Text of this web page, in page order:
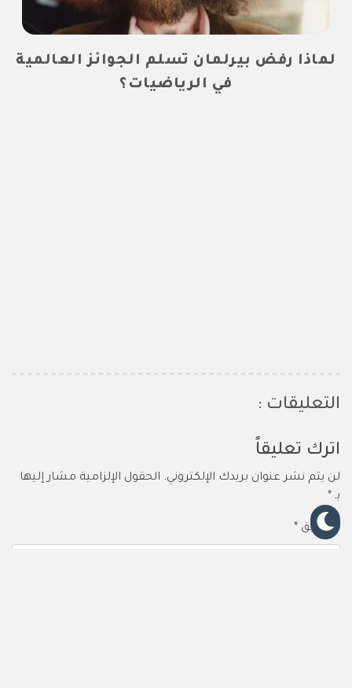
لماذا رفض بيرلمان تسلم الجوائز العالمية
في الرياضيات؟
التعليقات :
اترك تعليقاً
لن يتم نشر عنوان بريدك الإلكتروني. الحقول الإلزامية مشار إليها
بـ *
التعليق *